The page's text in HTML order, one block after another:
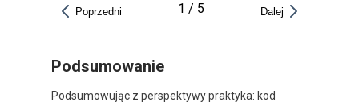
Poprzedni 1 / 5 Dalej
Podsumowanie
Podsumowując z perspektywy praktyka: kod